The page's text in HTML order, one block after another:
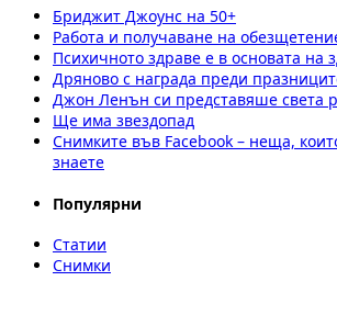
Бриджит Джоунс на 50+
Работа и получаване на
Психичното здраве е в основата на
Дряново с награда преди
Джон Ленън си представяше света
Ще има звездопад
Снимките във Facebook – неща,
знаете
Популярни
Статии
Снимки